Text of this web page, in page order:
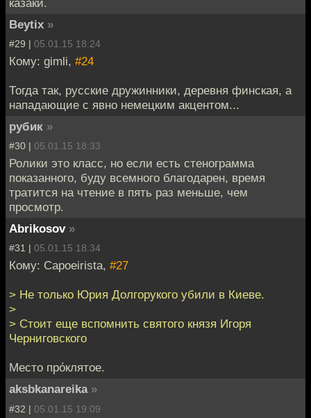
казаки.
Beytix »
#29 | 05.01.15 18:24
Кому: gimli, #24
Тогда так, русские дружинники, деревня финская, а
нападающие с явно немецким акцентом...
рубик »
#30 | 05.01.15 18:33
Ролики это класс, но если есть стенограмма
показанного, буду всемного благодарен, время
тратится на чтение в пять раз меньше, чем
просмотр.
Abrikosov »
#31 | 05.01.15 18:34
Кому: Capoeirista, #27
> Не только Юрия Долгорукого убили в Киеве.
>
> Стоит еще вспомнить святого князя Игоря
Черниговского
Место прόклятое.
aksbkanareika »
#32 | 05.01.15 19:09